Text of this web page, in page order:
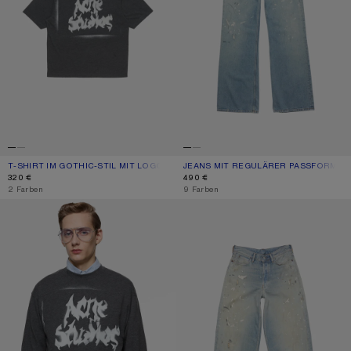
T-SHIRT IM GOTHIC-STIL MIT LOGO
AKTUELLE FARBE: VERBLASSTES SCHWARZ
PREIS: 320 €.
320 €
,2 Farben
JEANS MIT REGULÄRER PASSFORM -
AKTUELLE FARBE: HELLBLAU
PREIS: 490 €.
490 €
,9 Farben
T-SHIRT IM GOTHIC-STIL MIT LOGO